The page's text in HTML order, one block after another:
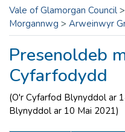
Vale of Glamorgan Council >
Morgannwg > Arweinwyr
Presenoldeb
Cyfarfodydd
(O'r Cyfarfod Blynyddol ar
Blynyddol ar 10 Mai 2021)